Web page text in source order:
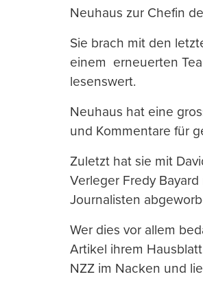
Neuhaus zur Chefin
Sie brach mit den
einem erneuerten
lesenswert.
Neuhaus hat eine
und Kommentare für
Zuletzt hat sie mit
Verleger Fredy
Journalisten
Wer dies vor allem
Artikel ihrem
NZZ im Nacken und